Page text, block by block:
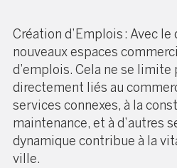
Création d’Emplois : Avec
nouveaux espaces
d’emplois. Cela ne se limite
directement liés au
services connexes, à la
maintenance, et à d’autres
dynamique contribue à la
ville.